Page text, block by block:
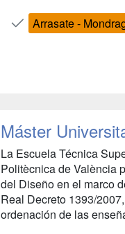
Arrasate -
Máster
La Escuela Técnica
Politècnica de València
del Diseño en el marco
Real Decreto 1393/
ordenación de las